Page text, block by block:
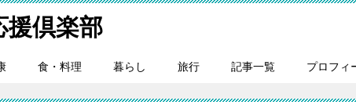
援倶楽部
食・料理 暮らし 旅行 記事一覧 プロフィ